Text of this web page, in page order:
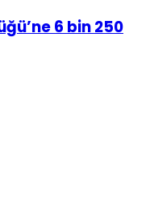
6 bin 250